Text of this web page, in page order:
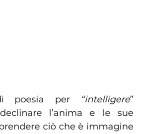
poesia per “intelligere”
l’anima e le sue
ciò che è immagine